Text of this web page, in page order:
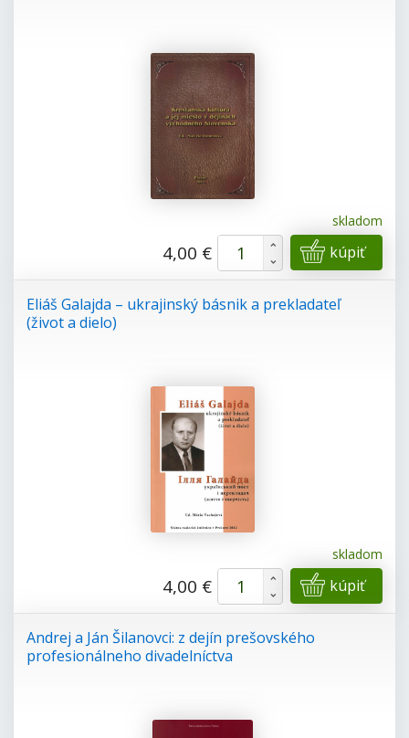
skladom
+
-
kúpiť
4,00 €
Eliáš Galajda – ukrajinský básnik a prekladateľ
(život a dielo)
skladom
+
-
kúpiť
4,00 €
Andrej a Ján Šilanovci: z dejín prešovského
profesionálneho divadelníctva